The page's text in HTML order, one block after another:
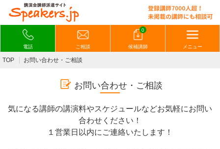
電話 ご相談
0
候補講師 メニュー
TOP お問い合わせ・ご相談
お問い合わせ・ご相談
気になる講師の講演料やスケジュールなどお気軽にお問い
合わせください！
１営業日以内にご連絡いたします！